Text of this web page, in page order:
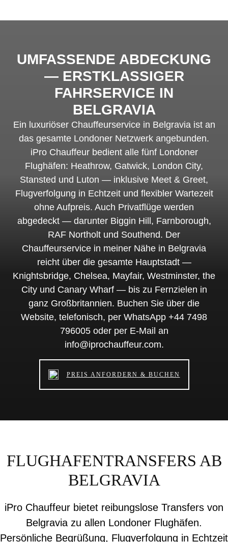
UMFASSENDE ABDECKUNG
— ERSTKLASSIGER
FAHRSERVICE IN
BELGRAVIA
Ein luxuriöser Chauffeurservice in Belgravia ist an
das gesamte Londoner Netzwerk angebunden.
iPro Chauffeur bedient alle fünf Londoner
Flughäfen: Heathrow, Gatwick, London City,
Stansted und Luton — inklusive Meet & Greet,
Flugverfolgung in Echtzeit und flexibler Wartezeit
ohne Aufpreis. Auch Privatflüge werden
abgedeckt — darunter Biggin Hill, Farnborough,
RAF Northolt und Southend. Der
Chauffeurservice in meiner Nähe in Belgravia
reicht über die gesamte Hauptstadt —
Knightsbridge, Chelsea, Mayfair, Westminster, the
City und Canary Wharf — bis zu Fernzielen in
ganz Großbritannien. Buchen Sie über die
Website, telefonisch, per WhatsApp +44 7498
796005 oder per E-Mail an
info@iprochauffeur.com.
PREIS ANFORDERN & BUCHEN
FLUGHAFENTRANSFERS AB
BELGRAVIA
iPro Chauffeur bietet reibungslose Transfers von
Belgravia zu allen Londoner Flughäfen.
Persönliche Begrüßung, Flugverfolgung in Echtzeit